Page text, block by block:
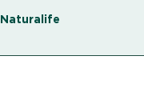
Naturalife